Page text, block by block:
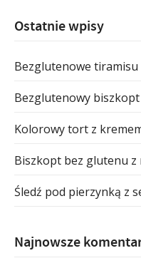
Ostatnie wpisy
Bezglutenowe tiramisu
Bezglutenowy
Kolorowy tort z
Biszkopt bez glutenu z
Śledź pod pierzynką z
Najnowsze